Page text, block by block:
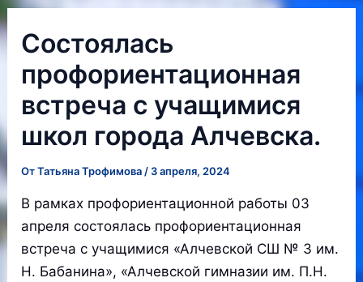
Состоялась
профориентационная
встреча с учащимися
школ города Алчевска.
ОтТатьяна Трофимова / 3 апреля, 2024
В рамках профориентационной работы 03
апреля состоялась профориентационная
встреча с учащимися «Алчевской СШ № 3 им.
Н. Бабанина», «Алчевской гимназии им. П.Н.